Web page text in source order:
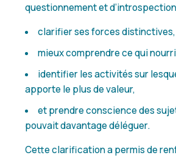
questionnement et
clarifier ses forces distinctives,
mieux comprendre ce qui
identifier les activités sur
apporte le plus de valeur,
et prendre conscience des
pouvait davantage déléguer.
Cette clarification a permis de